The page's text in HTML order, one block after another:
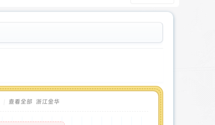
查看全部 浙江金华